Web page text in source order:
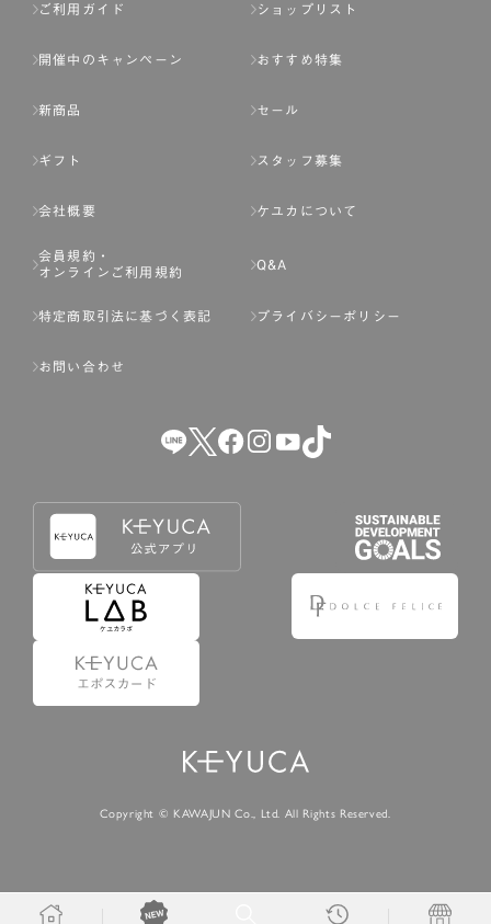
ご利用ガイド ショップリスト
開催中のキャンペーン おすすめ特集
新商品 セール
ギフト スタッフ募集
会社概要 ケユカについて
会員規約・
オンラインご利用規約
Q&A
特定商取引法に基づく表記 プライバシーポリシー
お問い合わせ
Copyright © KAWAJUN Co., Ltd. All Rights Reserved.